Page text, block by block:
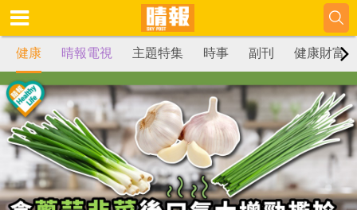
健康 晴報電視 主題特集 時事 副刊 健康財富